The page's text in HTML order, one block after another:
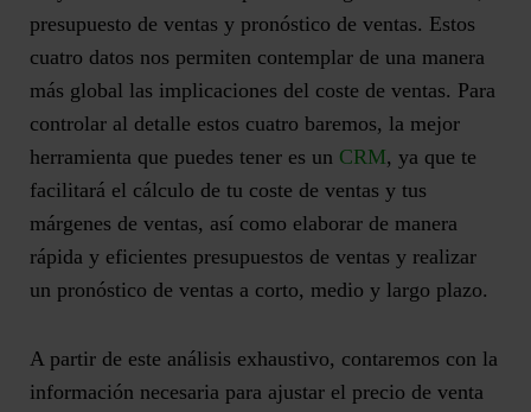
presupuesto de ventas y pronóstico de ventas. Estos
cuatro datos nos permiten contemplar de una manera
más global las implicaciones del coste de ventas. Para
controlar al detalle estos cuatro baremos, la mejor
herramienta que puedes tener es un CRM, ya que te
facilitará el cálculo de tu coste de ventas y tus
márgenes de ventas, así como elaborar de manera
rápida y eficientes presupuestos de ventas y realizar
un pronóstico de ventas a corto, medio y largo plazo.
A partir de este análisis exhaustivo, contaremos con la
información necesaria para ajustar el precio de venta